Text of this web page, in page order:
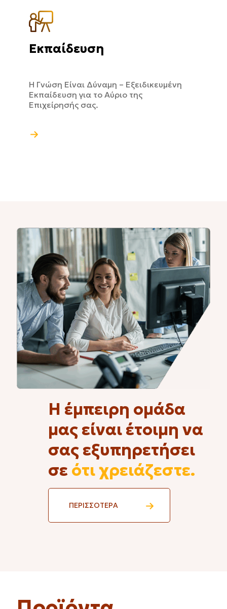
Εκπαίδευση
Η Γνώση Είναι Δύναμη – Εξειδικευμένη
Εκπαίδευση για το Αύριο της
Επιχείρησής σας.
Η έμπειρη ομάδα
μας είναι έτοιμη να
σας εξυπηρετήσει
σε ότι χρειάζεστε.
ΠΕΡΙΣΣΟΤΕΡΑ